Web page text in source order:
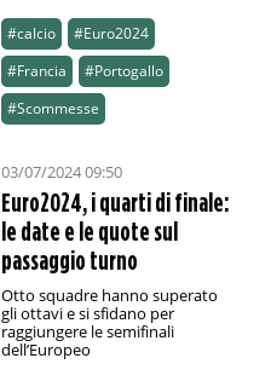
#calcio
#Euro2024
#Francia
#Portogallo
#Scommesse
03/07/2024 09:50
Euro2024, i quarti di finale:
le date e le quote sul
passaggio turno
Otto squadre hanno superato
gli ottavi e si sfidano per
raggiungere le semifinali
dell’Europeo